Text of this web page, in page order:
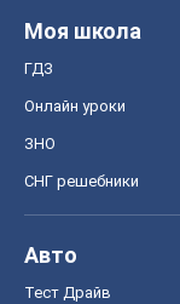
Моя школа
ГДЗ
Онлайн уроки
ЗНО
СНГ решебники
Авто
Тест Драйв